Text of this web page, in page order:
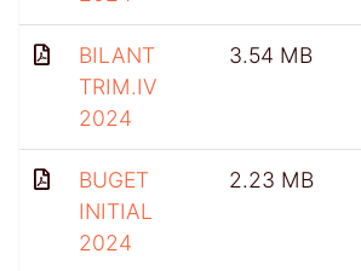
BILANT
TRIM.IV
2024
3.54 MB
BUGET
INITIAL
2024
2.23 MB